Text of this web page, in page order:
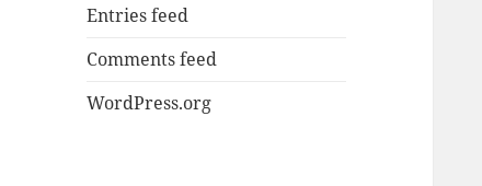
Entries feed
Comments feed
WordPress.org